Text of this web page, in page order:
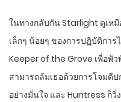
ในทางกลับกัน Starlight ดูเห
เล็กๆ น้อยๆ ของการปฏิบัติกา
Keeper of the Grove เพื่อพั
สามารถล้มเธอด้วยการโจมตี
อย่างมั่นใจ และ Huntress ก็วิ่